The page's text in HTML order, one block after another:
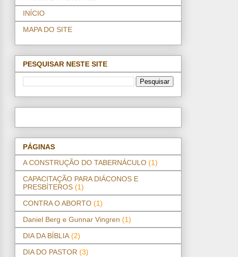
INÍCIO
MAPA DO SITE
PESQUISAR NESTE SITE
PÁGINAS
A CONSTRUÇÃO DO TABERNÁCULO (1)
CAPACITAÇÃO PARA DIÁCONOS E
PRESBÍTEROS (1)
CONTRA O ABORTO (1)
Daniel Berg e Gunnar Vingren (1)
DIA DA BÍBLIA (2)
DIA DO PASTOR (3)